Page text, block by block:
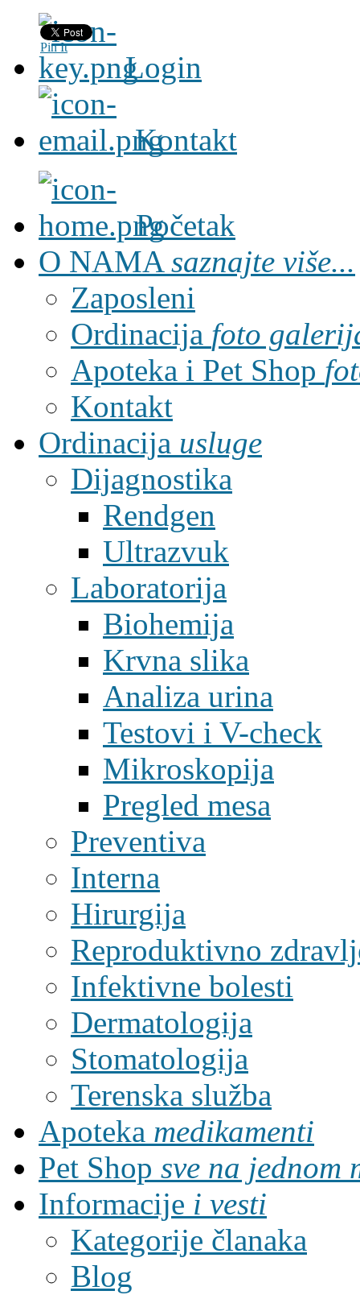
Login
Kontakt
Početak
O NAMA saznajte više...
Zaposleni
Ordinacija foto
Apoteka i Pet Shop
Kontakt
Ordinacija usluge
Dijagnostika
Rendgen
Ultrazvuk
Laboratorija
Biohemija
Krvna slika
Analiza urina
Testovi i V-check
Mikroskopija
Pregled mesa
Preventiva
Interna
Hirurgija
Reproduktivno
Infektivne bolesti
Dermatologija
Stomatologija
Terenska služba
Apoteka medikamenti
Pet Shop sve na jednom
Informacije i vesti
Kategorije članaka
Blog
Pin It